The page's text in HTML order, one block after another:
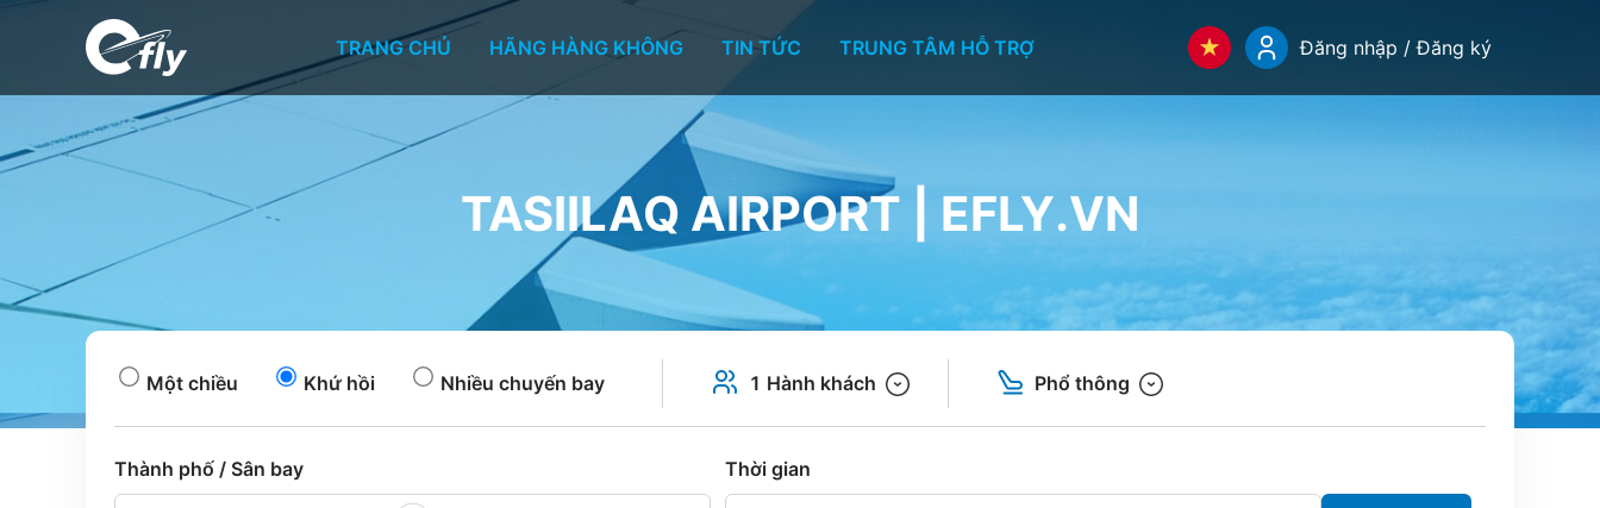
TRANG CHỦ HÃNG HÀNG KHÔNG TIN TỨC TRUNG TÂM HỖ TRỢ Đăng nhập / Đăng ký
TASIILAQ AIRPORT | EFLY.VN
Một chiều Khứ hồi Nhiều chuyến bay 1 Hành khách Phổ thông
Thành phố / Sân bay Thời gian